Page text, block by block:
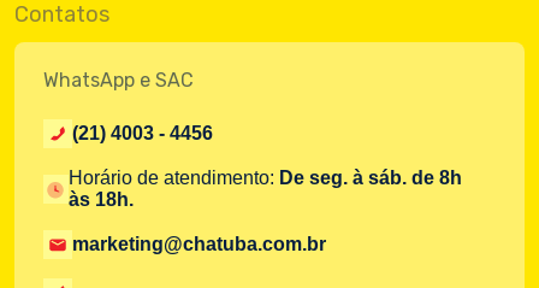
Contatos
WhatsApp e SAC
(21) 4003 - 4456
Horário de atendimento: De seg. à sáb. de 8h
às 18h.
marketing@chatuba.com.br